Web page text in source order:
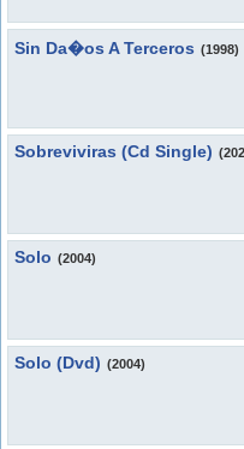
Sin Da�os A Terceros (1998)
Sobreviviras (Cd Single)
Solo (2004)
Solo (Dvd) (2004)